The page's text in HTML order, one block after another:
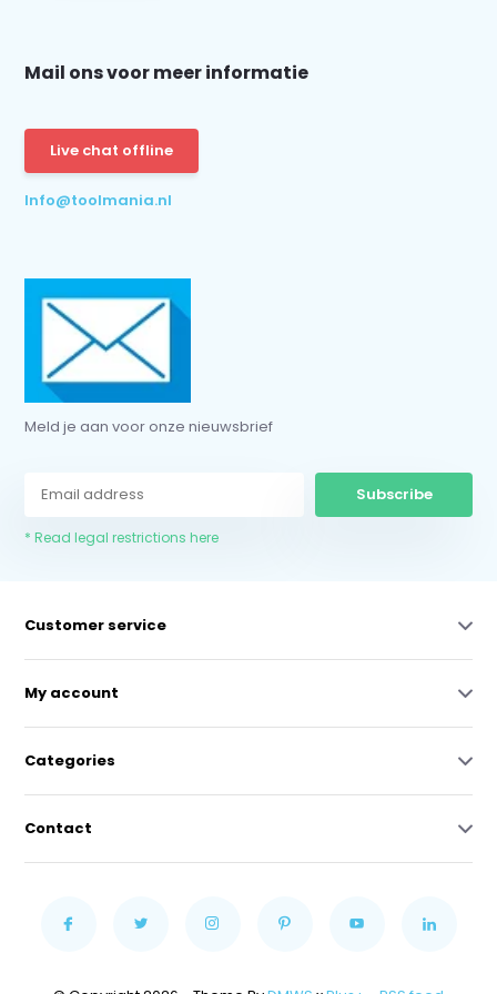
Mail ons voor meer informatie
Live chat offline
Info@toolmania.nl
Meld je aan voor onze nieuwsbrief
Subscribe
* Read legal restrictions here
Customer service
My account
Categories
Contact
* Read legal restrictions here